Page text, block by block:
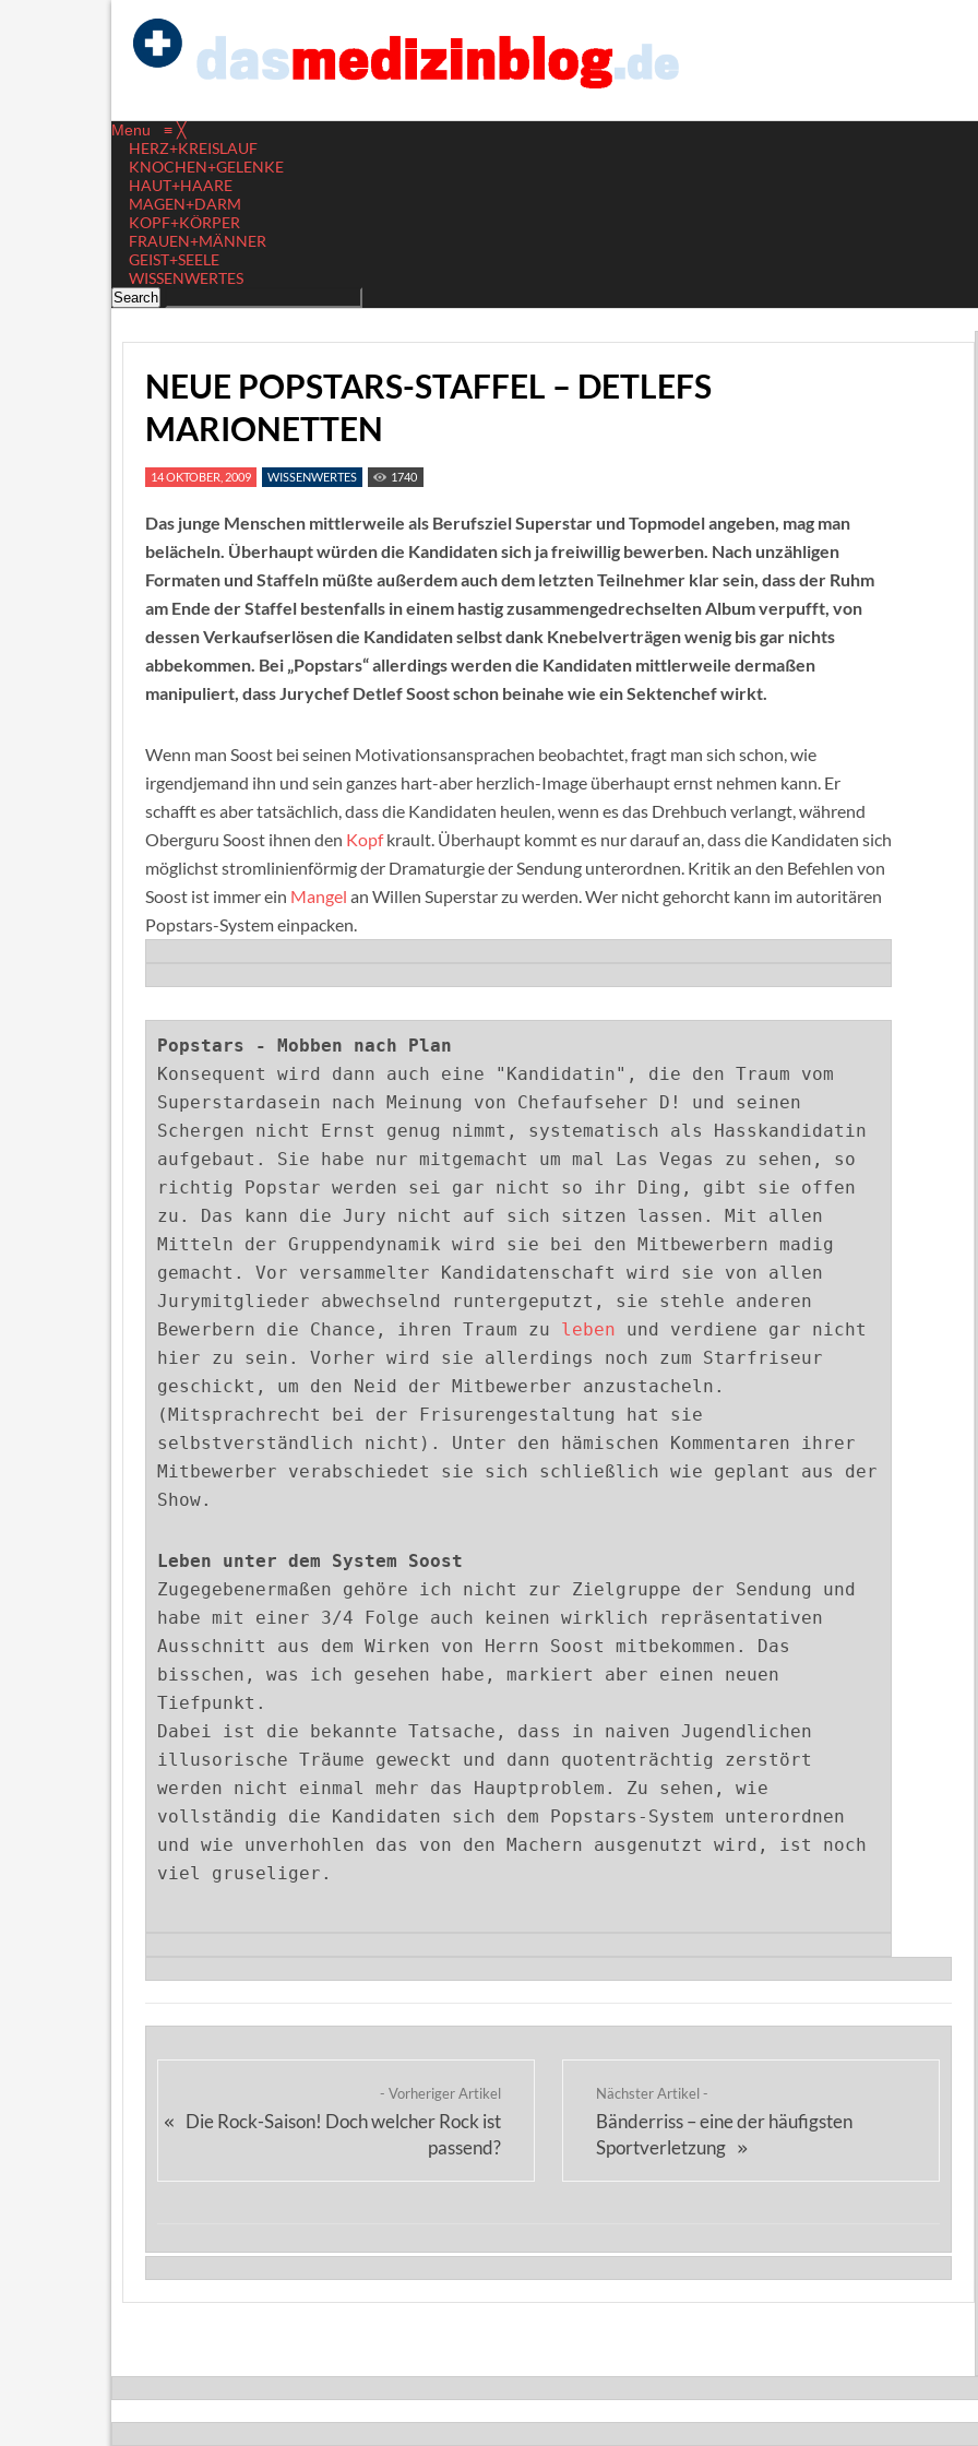
Menu ≡ ╳
HERZ+KREISLAUF
KNOCHEN+GELENKE
HAUT+HAARE
MAGEN+DARM
KOPF+KÖRPER
FRAUEN+MÄNNER
GEIST+SEELE
WISSENWERTES
NEUE POPSTARS-STAFFEL – DETLEFS
MARIONETTEN
14 OKTOBER, 2009 WISSENWERTES 1740
Das junge Menschen mittlerweile als Berufsziel Superstar und Topmodel angeben, mag man
belächeln. Überhaupt würden die Kandidaten sich ja freiwillig bewerben. Nach unzähligen
Formaten und Staffeln müßte außerdem auch dem letzten Teilnehmer klar sein, dass der Ruhm
am Ende der Staffel bestenfalls in einem hastig zusammengedrechselten Album verpufft, von
dessen Verkaufserlösen die Kandidaten selbst dank Knebelverträgen wenig bis gar nichts
abbekommen. Bei „Popstars“ allerdings werden die Kandidaten mittlerweile dermaßen
manipuliert, dass Jurychef Detlef Soost schon beinahe wie ein Sektenchef wirkt.
Wenn man Soost bei seinen Motivationsansprachen beobachtet, fragt man sich schon, wie
irgendjemand ihn und sein ganzes hart-aber herzlich-Image überhaupt ernst nehmen kann. Er
schafft es aber tatsächlich, dass die Kandidaten heulen, wenn es das Drehbuch verlangt, während
Oberguru Soost ihnen den Kopfkrault. Überhaupt kommt es nur darauf an, dass die Kandidaten sich
möglichst stromlinienförmig der Dramaturgie der Sendung unterordnen. Kritik an den Befehlen von
Soost ist immer ein Mangel an Willen Superstar zu werden. Wer nicht gehorcht kann im autoritären
Popstars-System einpacken.
Popstars - Mobben nach Plan
Konsequent wird dann auch eine "Kandidatin", die den Traum vom
Superstardasein nach Meinung von Chefaufseher D! und seinen
Schergen nicht Ernst genug nimmt, systematisch als Hasskandidatin
aufgebaut. Sie habe nur mitgemacht um mal Las Vegas zu sehen, so
richtig Popstar werden sei gar nicht so ihr Ding, gibt sie offen
zu. Das kann die Jury nicht auf sich sitzen lassen. Mit allen
Mitteln der Gruppendynamik wird sie bei den Mitbewerbern madig
gemacht. Vor versammelter Kandidatenschaft wird sie von allen
Jurymitglieder abwechselnd runtergeputzt, sie stehle anderen
Bewerbern die Chance, ihren Traum zu leben und verdiene gar nicht
hier zu sein. Vorher wird sie allerdings noch zum Starfriseur
geschickt, um den Neid der Mitbewerber anzustacheln.
(Mitsprachrecht bei der Frisurengestaltung hat sie
selbstverständlich nicht). Unter den hämischen Kommentaren ihrer
Mitbewerber verabschiedet sie sich schließlich wie geplant aus der
Show.
Leben unter dem System Soost
Zugegebenermaßen gehöre ich nicht zur Zielgruppe der Sendung und
habe mit einer 3/4 Folge auch keinen wirklich repräsentativen
Ausschnitt aus dem Wirken von Herrn Soost mitbekommen. Das
bisschen, was ich gesehen habe, markiert aber einen neuen
Tiefpunkt.
Dabei ist die bekannte Tatsache, dass in naiven Jugendlichen
illusorische Träume geweckt und dann quotenträchtig zerstört
werden nicht einmal mehr das Hauptproblem. Zu sehen, wie
vollständig die Kandidaten sich dem Popstars-System unterordnen
und wie unverhohlen das von den Machern ausgenutzt wird, ist noch
viel gruseliger.
- Vorheriger Artikel
« Die Rock-Saison! Doch welcher Rock ist
passend?
Nächster Artikel -
Bänderriss – eine der häufigsten
Sportverletzung»